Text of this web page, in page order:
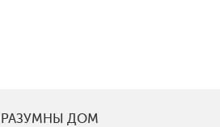
РАЗУМНЫ ДОМ